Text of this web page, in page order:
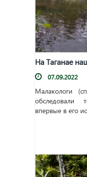
На Таганае
07.09.2022
Малакологи
обследовали
впервые в его